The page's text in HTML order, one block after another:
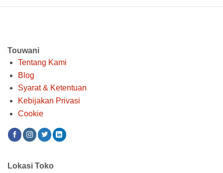
Rp 1.800.000.
Rp 1.600.000.
Touwani
Tentang Kami
Blog
Syarat & Ketentuan
Kebijakan Privasi
Cookie
Lokasi Toko